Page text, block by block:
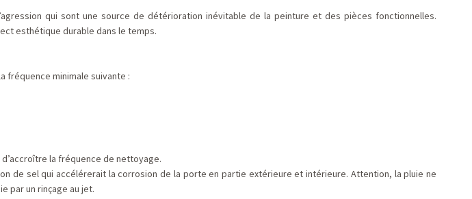
qui sont une source de détérioration inévitable de la peinture et des pièces fonctionnelles.
esthétique durable dans le temps.
fréquence minimale suivante :
la fréquence de nettoyage.
de sel qui accélérerait la corrosion de la porte en partie extérieure et intérieure. Attention, la pluie ne
par un rinçage au jet.